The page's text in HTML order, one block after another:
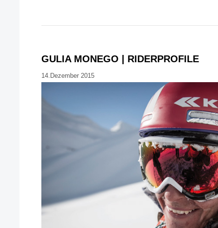
GULIA MONEGO | RIDERPROFILE
14.Dezember 2015